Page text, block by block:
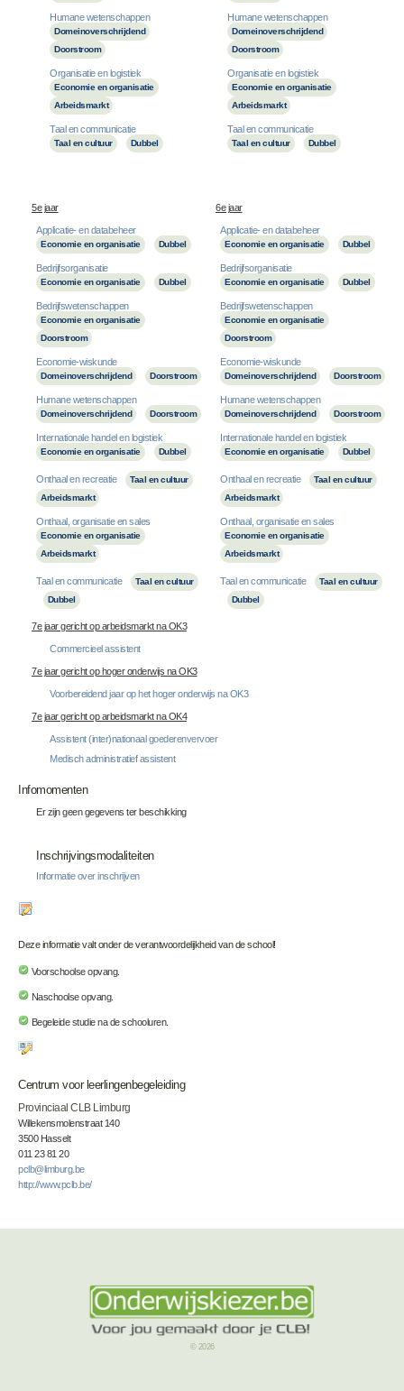
Humane wetenschappen
Domeinoverschrijdend
Doorstroom
Organisatie en logistiek
Economie en organisatie
Arbeidsmarkt
Taal en communicatie
Taal en cultuur Dubbel
Humane wetenschappen
Domeinoverschrijdend
Doorstroom
Organisatie en logistiek
Economie en organisatie
Arbeidsmarkt
Taal en communicatie
Taal en cultuur Dubbel
5e jaar
Applicatie- en databeheer
Economie en organisatie Dubbel
Bedrijfsorganisatie
Economie en organisatie Dubbel
Bedrijfswetenschappen
Economie en organisatie
Doorstroom
Economie-wiskunde
Domeinoverschrijdend Doorstroom
Humane wetenschappen
Domeinoverschrijdend Doorstroom
Internationale handel en logistiek
Economie en organisatie Dubbel
Onthaal en recreatie
Taal en cultuur
Arbeidsmarkt
Onthaal, organisatie en sales
Economie en organisatie
Arbeidsmarkt
Taal en communicatie
Taal en cultuur
Dubbel
6e jaar
Applicatie- en databeheer
Economie en organisatie Dubbel
Bedrijfsorganisatie
Economie en organisatie Dubbel
Bedrijfswetenschappen
Economie en organisatie
Doorstroom
Economie-wiskunde
Domeinoverschrijdend Doorstroom
Humane wetenschappen
Domeinoverschrijdend Doorstroom
Internationale handel en logistiek
Economie en organisatie Dubbel
Onthaal en recreatie
Taal en cultuur
Arbeidsmarkt
Onthaal, organisatie en sales
Economie en organisatie
Arbeidsmarkt
Taal en communicatie
Taal en cultuur
Dubbel
7e jaar gericht op arbeidsmarkt na OK3
Commercieel assistent
7e jaar gericht op hoger onderwijs na OK3
Voorbereidend jaar op het hoger onderwijs na OK3
7e jaar gericht op arbeidsmarkt na OK4
Assistent (inter)nationaal goederenvervoer
Medisch administratief assistent
Infomomenten
Er zijn geen gegevens ter beschikking
Inschrijvingsmodaliteiten
Informatie over inschrijven
Deze informatie valt onder de verantwoordelijkheid van de school!
Voorschoolse opvang.
Naschoolse opvang.
Begeleide studie na de schooluren.
Centrum voor leerlingenbegeleiding
Provinciaal CLB Limburg
Willekensmolenstraat 140
3500 Hasselt
011 23 81 20
pclb@limburg.be
http://www.pclb.be/
© 2026